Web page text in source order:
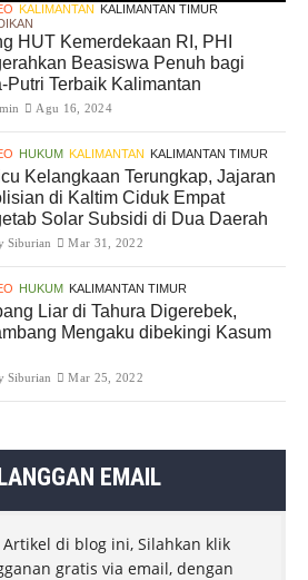
KALIMANTAN KALIMANTAN TIMUR
HUT Kemerdekaan RI, PHI
Beasiswa Penuh bagi
Putri Terbaik Kalimantan
Agu 16, 2024
HUKUM KALIMANTAN KALIMANTAN TIMUR
Kelangkaan Terungkap, Jajaran
di Kaltim Ciduk Empat
Solar Subsidi di Dua Daerah
Siburian Mar 31, 2022
HUKUM KALIMANTAN TIMUR
Liar di Tahura Digerebek,
Mengaku dibekingi Kasum
Siburian Mar 25, 2022
EMAIL
Artikel di blog ini, Silahkan klik
gratis via email, dengan